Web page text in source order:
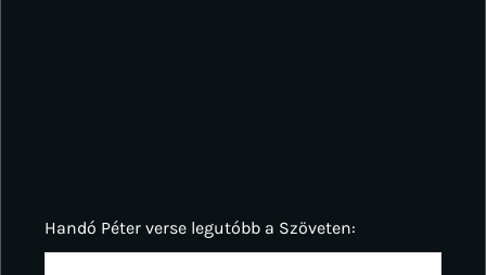
Handó Péter verse legutóbb a Szöveten: